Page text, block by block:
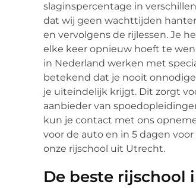
slaginspercentage in
dat wij geen wachttijden
en vervolgens de rijlessen. Je
elke keer opnieuw hoeft te
in Nederland werken met
betekend dat je nooit
je uiteindelijk krijgt. Dit zorgt
aanbieder van
kun je contact met ons
voor de auto en in 5 dagen
onze rijschool uit Utrecht.
De beste rijschool